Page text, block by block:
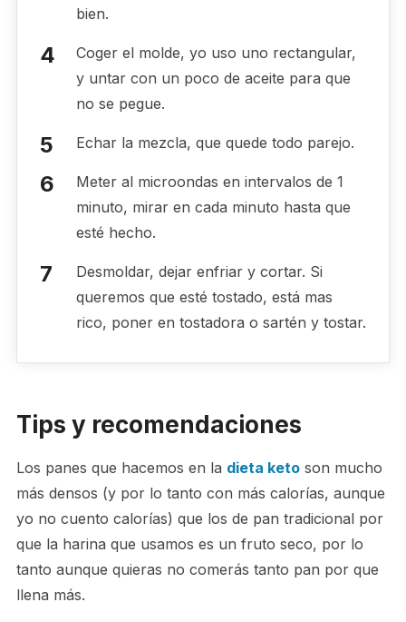
bien.
Coger el molde, yo uso uno rectangular,
y untar con un poco de aceite para que
no se pegue.
Echar la mezcla, que quede todo parejo.
Meter al microondas en intervalos de 1
minuto, mirar en cada minuto hasta que
esté hecho.
Desmoldar, dejar enfriar y cortar. Si
queremos que esté tostado, está mas
rico, poner en tostadora o sartén y tostar.
Tips y recomendaciones
Los panes que hacemos en la dieta ketoson mucho
más densos (y por lo tanto con más calorías, aunque
yo no cuento calorías) que los de pan tradicional por
que la harina que usamos es un fruto seco, por lo
tanto aunque quieras no comerás tanto pan por que
llena más.